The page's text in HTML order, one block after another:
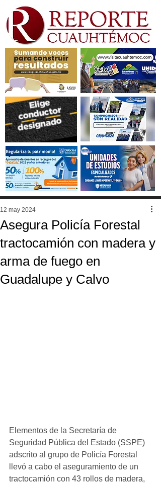
Asegura Policía Forestal
tractocamión con madera y
arma de fuego en
Guadalupe y Calvo
12 may 2024
Elementos de la Secretaría de
Seguridad Pública del Estado (SSPE)
adscrito al grupo de Policía Forestal
llevó a cabo el aseguramiento de un
tractocamión con 43 rollos de madera,